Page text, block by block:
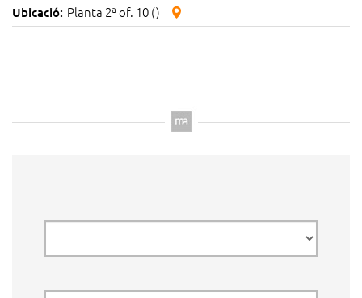
Ubicació: Planta 2ª of. 10 ()